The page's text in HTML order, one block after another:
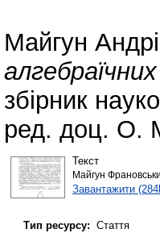
Майгун
збірник
ред. доц. О.
Текст
Майгун
Завантажити
Тип ресурсу: Стаття